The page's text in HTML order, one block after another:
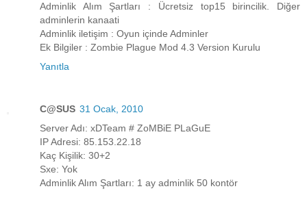
Adminlik Alım Şartları : Ücretsiz top15 birincilik. Diğer
adminlerin kanaati
Adminlik iletişim : Oyun içinde Adminler
Ek Bilgiler : Zombie Plague Mod 4.3 Version Kurulu
Yanıtla
C@SUS 31 Ocak, 2010
Server Adı: xDTeam # ZoMBiE PLaGuE
IP Adresi: 85.153.22.18
Kaç Kişilik: 30+2
Sxe: Yok
Adminlik Alım Şartları: 1 ay adminlik 50 kontör